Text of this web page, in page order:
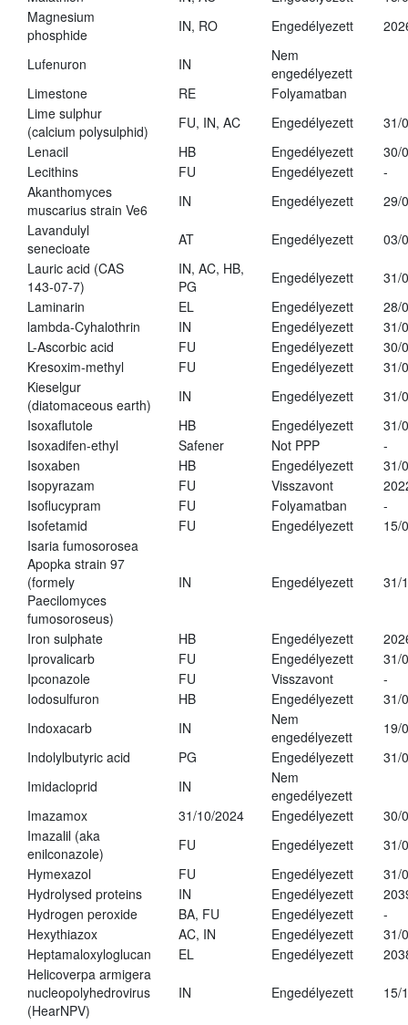
Magnesium
phosphide
IN, RO Engedélyezett
Lufenuron IN
Nem
engedélyezett
Limestone
RE
Folyamatban
Lime sulphur
(calcium polysulphid)
FU, IN, AC Engedélyezett
31/
Lenacil
HB Engedélyezett
30/
Lecithins
FU Engedélyezett
-
Akanthomyces
muscarius strain Ve6
IN Engedélyezett
29/
Lavandulyl
senecioate
AT Engedélyezett
03/
Lauric acid (CAS
143-07-7)
IN, AC, HB,
PG
Engedélyezett
31/
Laminarin
EL Engedélyezett
28/
lambda-Cyhalothrin
IN Engedélyezett
31/
L-Ascorbic acid
FU Engedélyezett
30/
Kresoxim-methyl
FU Engedélyezett
31/
Kieselgur
(diatomaceous earth)
IN Engedélyezett
31/
Isoxaflutole
HB Engedélyezett
31/
Isoxadifen-ethyl
Safener Not PPP
-
Isoxaben
HB Engedélyezett
31/
Isopyrazam
FU Visszavont
Isoflucypram
FU Folyamatban
-
Isofetamid
FU Engedélyezett
15/
Isaria fumosorosea
Apopka strain 97
(formely
Paecilomyces
fumosoroseus)
IN Engedélyezett 31/
Iron sulphate HB Engedélyezett
Iprovalicarb
FU Engedélyezett
31/
Ipconazole
FU Visszavont
-
Iodosulfuron
HB Engedélyezett
31/
Indoxacarb
IN
Nem
engedélyezett
19/
Indolylbutyric acid
PG Engedélyezett
31/
Imidacloprid
IN
Nem
engedélyezett
Imazamox
31/10/2024 Engedélyezett
30/
Imazalil (aka
enilconazole)
FU Engedélyezett
31/
Hymexazol
FU Engedélyezett
31/
Hydrolysed proteins
IN Engedélyezett
Hydrogen peroxide
BA, FU Engedélyezett
-
Hexythiazox
AC, IN Engedélyezett
31/
Heptamaloxyloglucan
EL Engedélyezett
Helicoverpa armigera
nucleopolyhedrovirus
(HearNPV)
IN Engedélyezett 15/